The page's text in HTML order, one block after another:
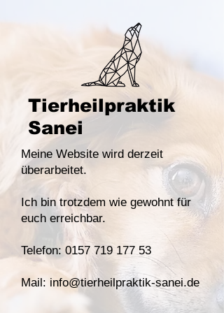
Tierheilpraktik
Sanei
Meine Website wird derzeit
überarbeitet.
Ich bin trotzdem wie gewohnt für
euch erreichbar.
Telefon: 0157 719 177 53
Mail: info@tierheilpraktik-sanei.de